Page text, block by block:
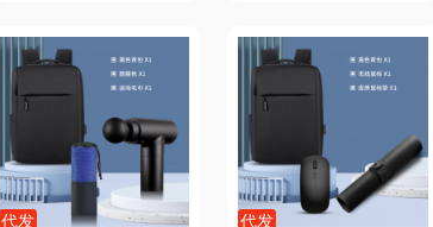
七匹狼 高洁丝
南方寝饰 氛围部落
厨创妈咪 陇间柒月(包销款)
代发
代发